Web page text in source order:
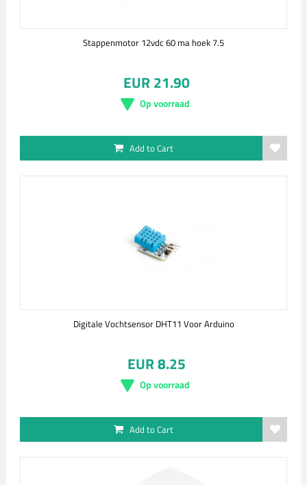
Stappenmotor 12vdc 60 ma hoek 7.5
EUR 21.90
Op voorraad
Add to Cart
Digitale Vochtsensor DHT11 Voor Arduino
EUR 8.25
Op voorraad
Add to Cart